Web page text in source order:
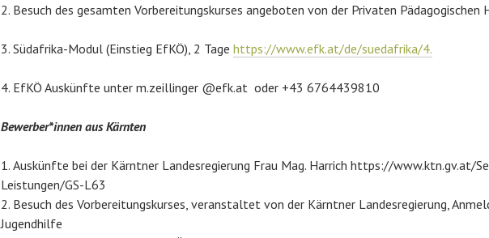
2. Besuch des gesamten Vorbereitungskurses angeboten von der Privaten Pädagogischen
3. Südafrika-Modul (Einstieg EfKÖ), 2 Tage https://www.efk.at/de/suedafrika/4.
4. EfKÖ Auskünfte unter m.zeillinger @efk.at oder +43 6764439810
Bewerber*innen aus Kärnten
Auskünfte bei der Kärntner Landesregierung Frau Mag. Harrich https://www.ktn.gv.at/
Leistungen/GS-L63
Besuch des Vorbereitungskurses, veranstaltet von der Kärntner Landesregierung,
Jugendhilfe